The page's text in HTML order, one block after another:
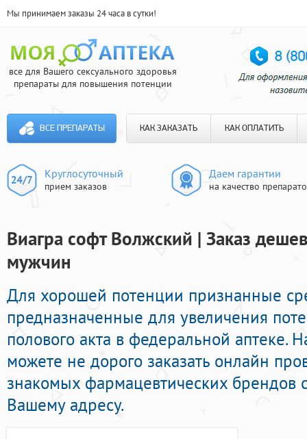
Мы принимаем заказы 24 часа в сутки!
все для Вашего сексуального здоровья
препараты для повышения потенции
ВСЕ ПРЕПАРАТЫ КАК ЗАКАЗАТЬ КАК ОПЛАТИТЬ
Круглосуточный
прием заказов
Даем гарантии
на качество
Виагра софт Волжский | Заказ
мужчин
Для хорошей потенции признанные
предназначенные для увеличения
полового акта в федеральной аптеке.
можете не дорого заказать онлайн
знакомых фармацевтических брендов
Вашему адресу.